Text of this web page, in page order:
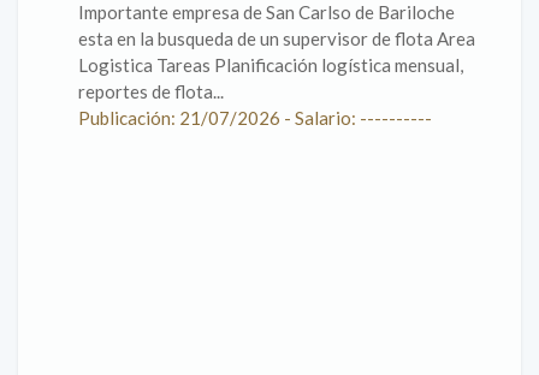
Importante empresa de San Carlso de Bariloche
esta en la busqueda de un supervisor de flota Area
Logistica Tareas Planificación logística mensual,
reportes de flota...
Publicación: 21/07/2026 - Salario: ----------